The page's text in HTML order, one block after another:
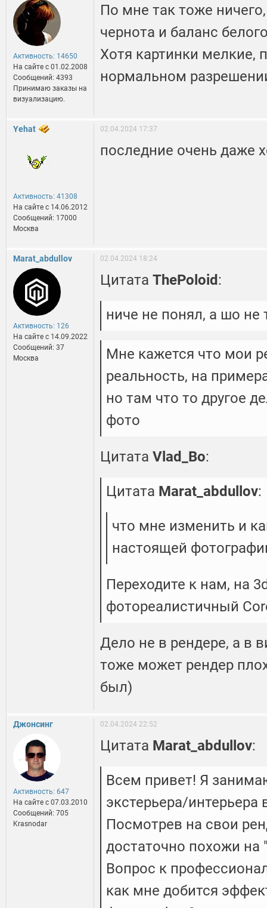
Активность: 14650
На сайте c 01.02.2008
Сообщений: 4393
Принимаю заказы на
визуализацию.
По мне так тоже
чернота и баланс
Хотя картинки мелкие,
нормальном
Yehat
Активность: 41308
На сайте c 14.06.2012
Сообщений: 17000
Москва
02.04.2024 17:37
последние очень даже
Marat_abdullov
Активность: 126
На сайте c 14.09.2022
Сообщений: 37
Москва
02.04.2024 18:24
Цитата ThePoloid :
ниче не понял, а шо не
Мне кажется что мои
реальность, на
но там что то другое
фото
Цитата Vlad_Bo:
Цитата Marat_abdullov:
что мне изменить и
настоящей
Переходите к нам, на
фотореалистичный
Дело не в рендере, а в
тоже может рендер
был)
Джонсинг
Активность: 647
На сайте c 07.03.2010
Сообщений: 705
Krasnodar
02.04.2024 22:52
Цитата Marat_abdullov:
Всем привет! Я
экстерьера/интерьера
Посмотрев на свои
достаточно похожи на
Вопрос к
как мне добится